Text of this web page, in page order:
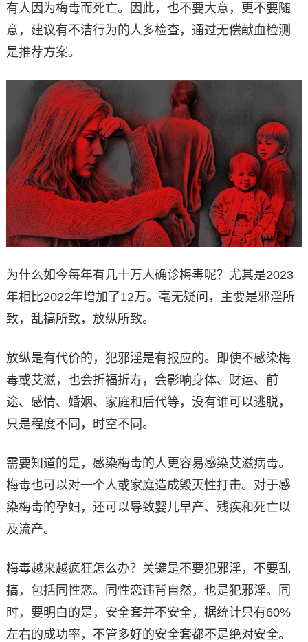
有人因为梅毒而死亡。因此，也不要大意，更不要随
意，建议有不洁行为的人多检查，通过无偿献血检测
是推荐方案。
为什么如今每年有几十万人确诊梅毒呢？尤其是2023
年相比2022年增加了12万。毫无疑问，主要是邪淫所
致，乱搞所致，放纵所致。
放纵是有代价的，犯邪淫是有报应的。即使不感染梅
毒或艾滋，也会折福折寿，会影响身体、财运、前
途、感情、婚姻、家庭和后代等，没有谁可以逃脱，
只是程度不同，时空不同。
需要知道的是，感染梅毒的人更容易感染艾滋病毒。
梅毒也可以对一个人或家庭造成毁灭性打击。对于感
染梅毒的孕妇，还可以导致婴儿早产、残疾和死亡以
及流产。
梅毒越来越疯狂怎么办？关键是不要犯邪淫，不要乱
搞，包括同性恋。同性恋违背自然，也是犯邪淫。同
时，要明白的是，安全套并不安全，据统计只有60%
左右的成功率，不管多好的安全套都不是绝对安全。